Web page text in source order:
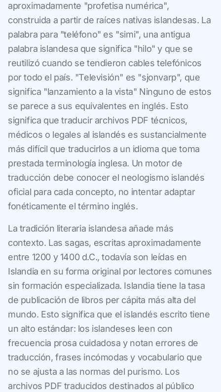
aproximadamente "profetisa numérica",
construida a partir de raíces nativas islandesas. La
palabra para "teléfono" es "simi", una antigua
palabra islandesa que significa "hilo" y que se
reutilizó cuando se tendieron cables telefónicos
por todo el país. "Televisión" es "sjonvarp", que
significa "lanzamiento a la vista" Ninguno de estos
se parece a sus equivalentes en inglés. Esto
significa que traducir archivos PDF técnicos,
médicos o legales al islandés es sustancialmente
más difícil que traducirlos a un idioma que toma
prestada terminología inglesa. Un motor de
traducción debe conocer el neologismo islandés
oficial para cada concepto, no intentar adaptar
fonéticamente el término inglés.
La tradición literaria islandesa añade más
contexto. Las sagas, escritas aproximadamente
entre 1200 y 1400 d.C., todavía son leídas en
Islandia en su forma original por lectores comunes
sin formación especializada. Islandia tiene la tasa
de publicación de libros per cápita más alta del
mundo. Esto significa que el islandés escrito tiene
un alto estándar: los islandeses leen con
frecuencia prosa cuidadosa y notan errores de
traducción, frases incómodas y vocabulario que
no se ajusta a las normas del purismo. Los
archivos PDF traducidos destinados al público